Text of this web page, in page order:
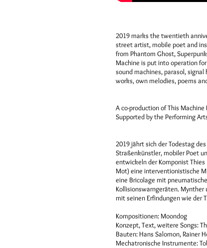
2019 marks the twentieth
street artist, mobile poet and
from Phantom Ghost,
Machine is put into operation
sound machines, parasol,
works, own melodies, poems
A co-production of This
Supported by the Performing
2019 jährt sich der Todestag
Straßenkünstler, mobiler Poet
entwickeln der Komponist
Mot) eine interventionistische
eine Bricolage mit
Kollisionswarngeräten.
mit seinen Erfindungen wie der
Kompositionen: Moondog
Konzept, Text, weitere Songs:
Bauten: Hans Salomon, Rainer
Mechatronische Instrumente: